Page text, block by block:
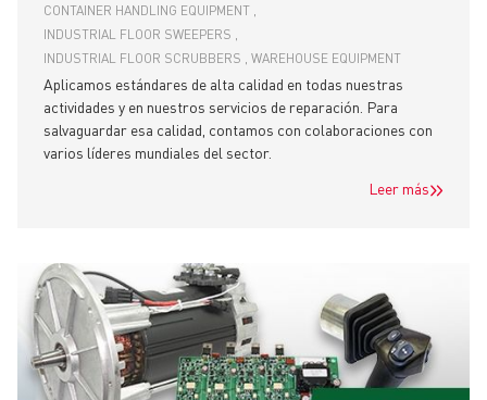
CONTAINER HANDLING EQUIPMENT
INDUSTRIAL FLOOR SWEEPERS
INDUSTRIAL FLOOR SCRUBBERS
WAREHOUSE EQUIPMENT
Aplicamos estándares de alta calidad en todas nuestras
actividades y en nuestros servicios de reparación. Para
salvaguardar esa calidad, contamos con colaboraciones con
varios líderes mundiales del sector.
Leer más